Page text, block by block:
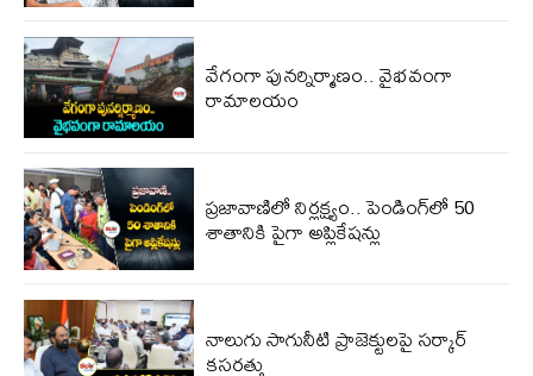
వేగంగా పునర్నిర్మాణం.. వైభవంగా
రామాలయం
ప్రజావాణిలో నిర్లక్ష్యం.. పెండింగ్‌లో 50
శాతానికి పైగా అప్లికేషన్లు
నాలుగు సాగునీటి ప్రాజెక్టులపై సర్కార్
కసరత్తు